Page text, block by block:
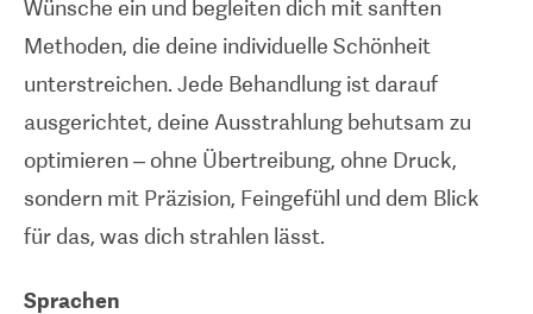
Wünsche ein und begleiten dich mit sanften
Methoden, die deine individuelle Schönheit
unterstreichen. Jede Behandlung ist darauf
ausgerichtet, deine Ausstrahlung behutsam zu
optimieren – ohne Übertreibung, ohne Druck,
sondern mit Präzision, Feingefühl und dem Blick
für das, was dich strahlen lässt.
Sprachen